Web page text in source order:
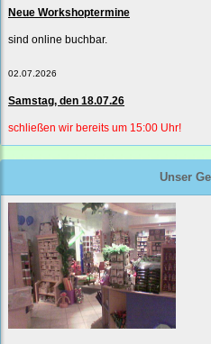
Neue Workshoptermine
sind online buchbar.
02.07.2026
Samstag, den 18.07.26
schließen wir bereits um 15:00 Uhr!
Unser